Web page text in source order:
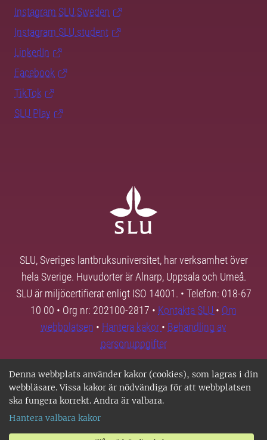
Denna webbplats använder kakor (cookies), som lagras i din
webbläsare. Vissa kakor är nödvändiga för att webbplatsen
ska fungera korrekt. Andra är valbara.
Hantera valbara kakor
Instagram SLU.Sweden
Instagram SLU.student
LinkedIn
Facebook
TikTok
SLU Play
SLU, Sveriges lantbruksuniversitet, har verksamhet över
hela Sverige. Huvudorter är Alnarp, Uppsala och Umeå.
SLU är miljöcertifierat enligt ISO 14001. • Telefon: 018-67
10 00 • Org nr: 202100-2817 • Kontakta SLU • Om
webbplatsen • Hantera kakor • Behandling av
personuppgifter